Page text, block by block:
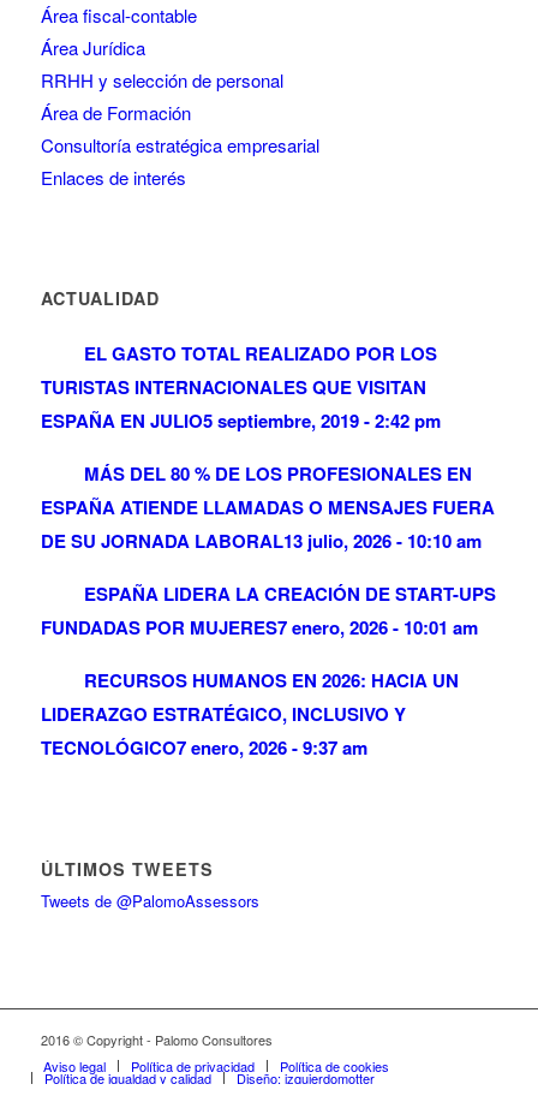
Área fiscal-contable
Área Jurídica
RRHH y selección de personal
Área de Formación
Consultoría estratégica empresarial
Enlaces de interés
ACTUALIDAD
EL GASTO TOTAL REALIZADO POR LOS
TURISTAS INTERNACIONALES QUE VISITAN
ESPAÑA EN JULIO5 septiembre, 2019 - 2:42 pm
MÁS DEL 80 % DE LOS PROFESIONALES EN
ESPAÑA ATIENDE LLAMADAS O MENSAJES FUERA
DE SU JORNADA LABORAL13 julio, 2026 - 10:10 am
ESPAÑA LIDERA LA CREACIÓN DE START-UPS
FUNDADAS POR MUJERES7 enero, 2026 - 10:01 am
RECURSOS HUMANOS EN 2026: HACIA UN
LIDERAZGO ESTRATÉGICO, INCLUSIVO Y
TECNOLÓGICO7 enero, 2026 - 9:37 am
ÚLTIMOS TWEETS
Tweets de @PalomoAssessors
2016 © Copyright - Palomo Consultores
Aviso legal
Política de privacidad Política de cookies
Política de igualdad y calidad Diseño: izquierdomotter